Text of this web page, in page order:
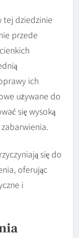
tej dziedzinie
przede
ich
używane do
się wysoką
się do
oferując
i